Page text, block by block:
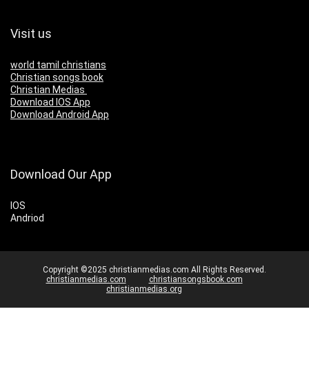
Visit us
world tamil christians
Christian songs book
Christian Medias
Download IOS App
Download Android App
Download Our App
IOS
Andriod
Copyright ©2025 christianmedias.com All Rights Reserved.
christianmedias.com
christiansongsbook.com
christianmedias.org